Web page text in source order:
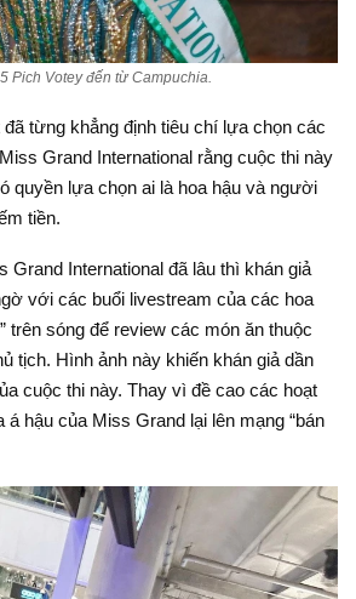
Pich Votey đến từ Campuchia.
từng khẳng định tiêu chí lựa chọn các
Grand International rằng cuộc thi này
quyền lựa chọn ai là hoa hậu và người
tiền.
Grand International đã lâu thì khán giả
với các buổi livestream của các hoa
trên sóng để review các món ăn thuộc
tịch. Hình ảnh này khiến khán giả dần
cuộc thi này. Thay vì đề cao các hoạt
á hậu của Miss Grand lại lên mạng “bán